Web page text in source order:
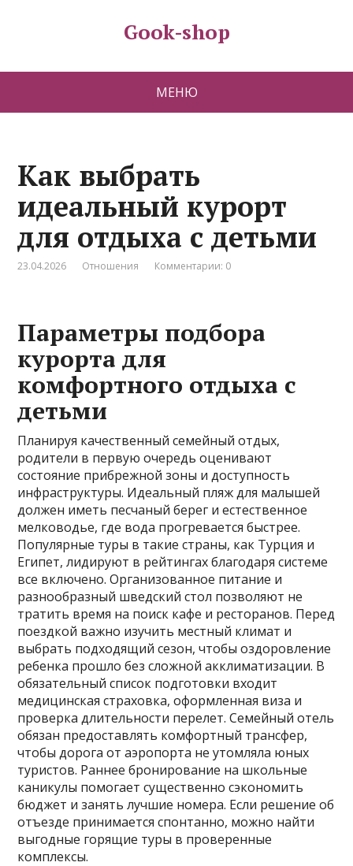
Gook-shop
МЕНЮ
Как выбрать
идеальный курорт
для отдыха с детьми
23.04.2026 Отношения Комментарии: 0
Параметры подбора
курорта для
комфортного отдыха с
детьми
Планируя качественный семейный отдых,
родители в первую очередь оценивают
состояние прибрежной зоны и доступность
инфраструктуры. Идеальный пляж для малышей
должен иметь песчаный берег и естественное
мелководье, где вода прогревается быстрее.
Популярные туры в такие страны, как Турция и
Египет, лидируют в рейтингах благодаря системе
все включено. Организованное питание и
разнообразный шведский стол позволяют не
тратить время на поиск кафе и ресторанов. Перед
поездкой важно изучить местный климат и
выбрать подходящий сезон, чтобы оздоровление
ребенка прошло без сложной акклиматизации. В
обязательный список подготовки входит
медицинская страховка, оформленная виза и
проверка длительности перелет. Семейный отель
обязан предоставлять комфортный трансфер,
чтобы дорога от аэропорта не утомляла юных
туристов. Раннее бронирование на школьные
каникулы помогает существенно сэкономить
бюджет и занять лучшие номера. Если решение об
отъезде принимается спонтанно, можно найти
выгодные горящие туры в проверенные
комплексы.